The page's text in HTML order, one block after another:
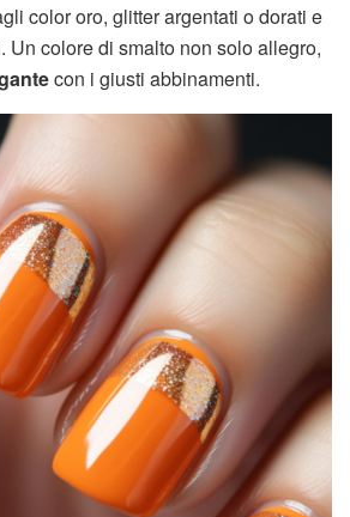
color oro, glitter argentati o dorati e
Un colore di smalto non solo allegro,
con i giusti abbinamenti.